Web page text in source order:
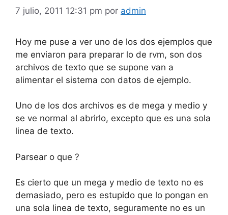
7 julio, 2011 12:31 pm por admin
Hoy me puse a ver uno de los dos ejemplos que
me enviaron para preparar lo de rvm, son dos
archivos de texto que se supone van a
alimentar el sistema con datos de ejemplo.
Uno de los dos archivos es de mega y medio y
se ve normal al abrirlo, excepto que es una sola
linea de texto.
Parsear o que ?
Es cierto que un mega y medio de texto no es
demasiado, pero es estupido que lo pongan en
una sola linea de texto, seguramente no es un